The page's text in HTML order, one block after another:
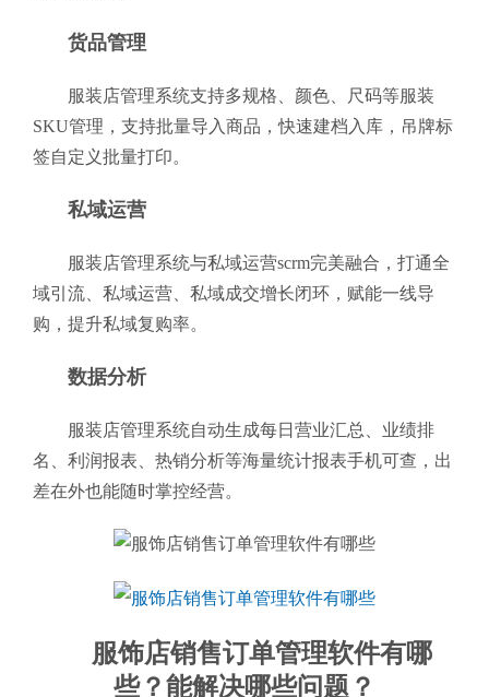
货品管理
服装店管理系统支持多规格、颜色、尺码等服装
SKU管理，支持批量导入商品，快速建档入库，吊牌标
签自定义批量打印。
私域运营
服装店管理系统与私域运营scrm完美融合，打通全
域引流、私域运营、私域成交增长闭环，赋能一线导
购，提升私域复购率。
数据分析
服装店管理系统自动生成每日营业汇总、业绩排
名、利润报表、热销分析等海量统计报表手机可查，出
差在外也能随时掌控经营。
服饰店销售订单管理软件有哪
些？能解决哪些问题？